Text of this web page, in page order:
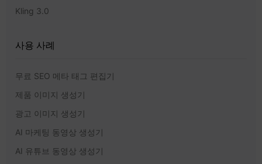
Kling 3.0
사용 사례
무료 SEO 메타 태그 편집기
제품 이미지 생성기
광고 이미지 생성기
AI 마케팅 동영상 생성기
AI 유튜브 동영상 생성기